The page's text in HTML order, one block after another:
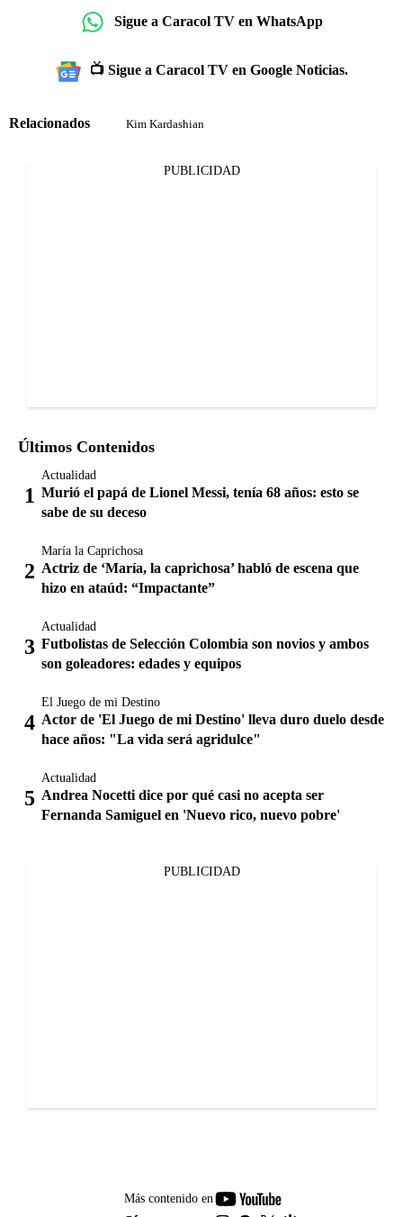
Sigue a Caracol TV en WhatsApp
📺 Sigue a Caracol TV en Google Noticias.
Relacionados Kim Kardashian
PUBLICIDAD
Últimos Contenidos
Actualidad
Murió el papá de Lionel Messi, tenía 68 años: esto se
sabe de su deceso
María la Caprichosa
Actriz de ‘María, la caprichosa’ habló de escena que
hizo en ataúd: “Impactante”
Actualidad
Futbolistas de Selección Colombia son novios y ambos
son goleadores: edades y equipos
El Juego de mi Destino
Actor de 'El Juego de mi Destino' lleva duro duelo desde
hace años: "La vida será agridulce"
Actualidad
Andrea Nocetti dice por qué casi no acepta ser
Fernanda Samiguel en 'Nuevo rico, nuevo pobre'
PUBLICIDAD
Más contenido en
youtube-